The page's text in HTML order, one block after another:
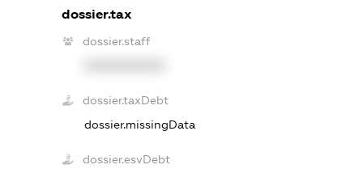
dossier.tax
dossier.staff
dossier.taxDebt
dossier.missingData
dossier.esvDebt